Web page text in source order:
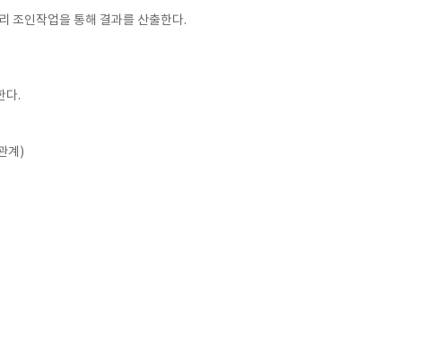
조인작업을 통해 결과를 산출한다.
다.
계)